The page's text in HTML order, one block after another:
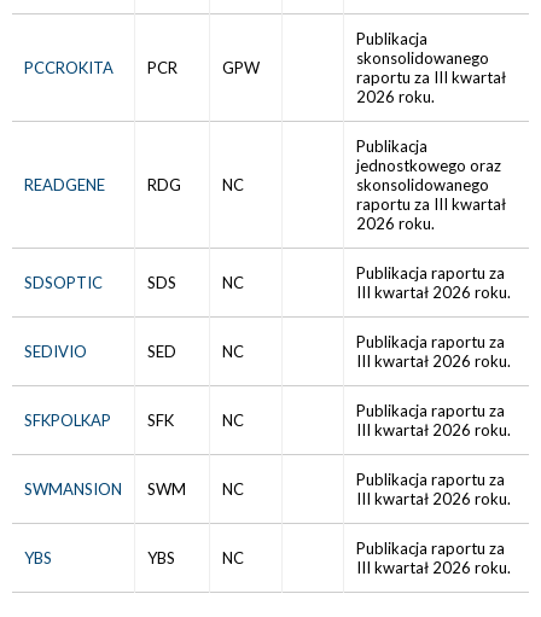
PCCROKITA PCR GPW
Publikacja
skonsolidowanego
raportu za III kwartał
2026 roku.
READGENE RDG NC
Publikacja
jednostkowego oraz
skonsolidowanego
raportu za III kwartał
2026 roku.
SDSOPTIC SDS NC
Publikacja raportu za
III kwartał 2026 roku.
SEDIVIO SED NC
Publikacja raportu za
III kwartał 2026 roku.
SFKPOLKAP SFK NC
Publikacja raportu za
III kwartał 2026 roku.
SWMANSION SWM NC
Publikacja raportu za
III kwartał 2026 roku.
YBS YBS NC
Publikacja raportu za
III kwartał 2026 roku.